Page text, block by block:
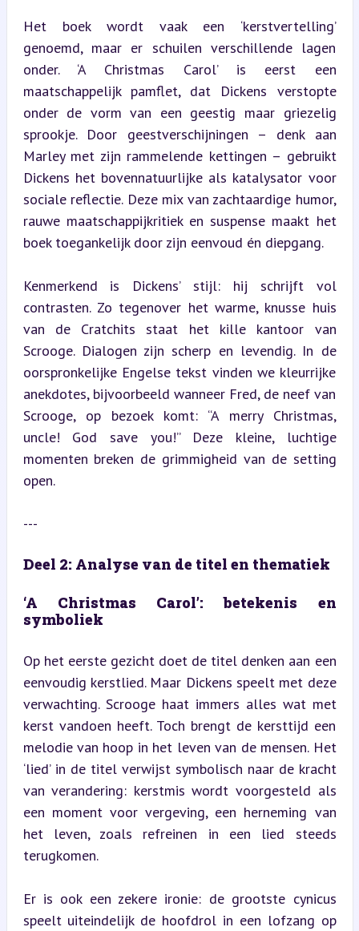
Het boek wordt vaak een ‘kerstvertelling’
genoemd, maar er schuilen verschillende lagen
onder. ‘A Christmas Carol’ is eerst een
maatschappelijk pamflet, dat Dickens verstopte
onder de vorm van een geestig maar griezelig
sprookje. Door geestverschijningen – denk aan
Marley met zijn rammelende kettingen – gebruikt
Dickens het bovennatuurlijke als katalysator voor
sociale reflectie. Deze mix van zachtaardige humor,
rauwe maatschappijkritiek en suspense maakt het
boek toegankelijk door zijn eenvoud én diepgang.
Kenmerkend is Dickens’ stijl: hij schrijft vol
contrasten. Zo tegenover het warme, knusse huis
van de Cratchits staat het kille kantoor van
Scrooge. Dialogen zijn scherp en levendig. In de
oorspronkelijke Engelse tekst vinden we kleurrijke
anekdotes, bijvoorbeeld wanneer Fred, de neef van
Scrooge, op bezoek komt: “A merry Christmas,
uncle! God save you!” Deze kleine, luchtige
momenten breken de grimmigheid van de setting
open.
---
Deel 2: Analyse van de titel en thematiek
‘A Christmas Carol’: betekenis en
symboliek
Op het eerste gezicht doet de titel denken aan een
eenvoudig kerstlied. Maar Dickens speelt met deze
verwachting. Scrooge haat immers alles wat met
kerst vandoen heeft. Toch brengt de kersttijd een
melodie van hoop in het leven van de mensen. Het
‘lied’ in de titel verwijst symbolisch naar de kracht
van verandering: kerstmis wordt voorgesteld als
een moment voor vergeving, een herneming van
het leven, zoals refreinen in een lied steeds
terugkomen.
Er is ook een zekere ironie: de grootste cynicus
speelt uiteindelijk de hoofdrol in een lofzang op